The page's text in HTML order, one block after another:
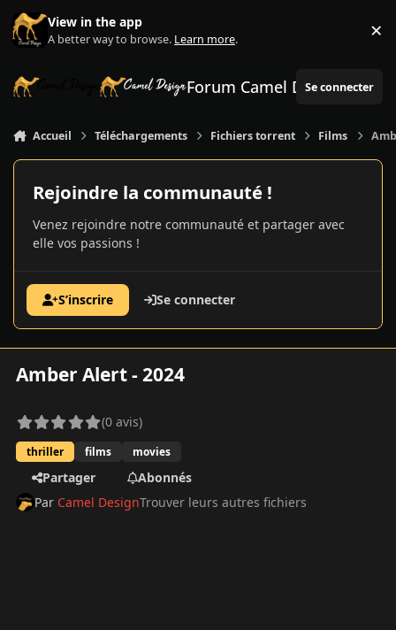
Aller au contenu
View in the app
A better way to browse. Learn more. ×
Forum Camel Design
Se connecter
Accueil Téléchargements Fichiers torrent Films
Rejoindre la communauté !
Venez rejoindre notre communauté et partager avec
elle vos passions !
S’inscrire Se connecter
Amber Alert - 2024
(0 avis)
thriller films movies
Partager
Abonnés
Par Camel DesignTrouver leurs autres fichiers